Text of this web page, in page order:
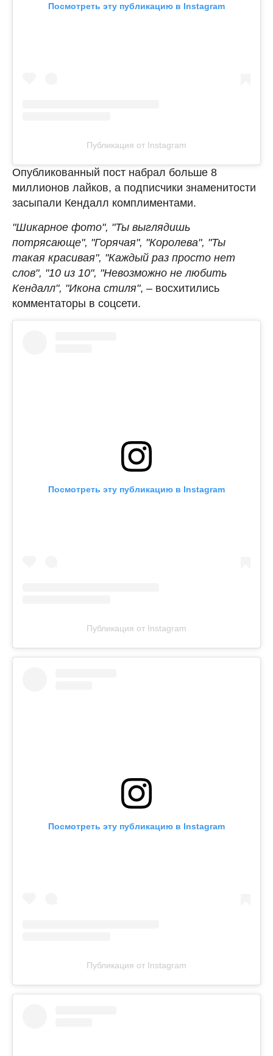
Посмотреть эту публикацию в Instagram
Публикация от Instagram
Опубликованный пост набрал больше 8
миллионов лайков, а подписчики знаменитости
засыпали Кендалл комплиментами.
"Шикарное фото", "Ты выглядишь
потрясающе", "Горячая", "Королева", "Ты
такая красивая", "Каждый раз просто нет
слов", "10 из 10", "Невозможно не любить
Кендалл", "Икона стиля", – восхитились
комментаторы в соцсети.
Посмотреть эту публикацию в Instagram
Публикация от Instagram
Посмотреть эту публикацию в Instagram
Публикация от Instagram